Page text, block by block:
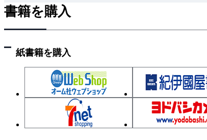
書籍を購入
紙書籍を購入